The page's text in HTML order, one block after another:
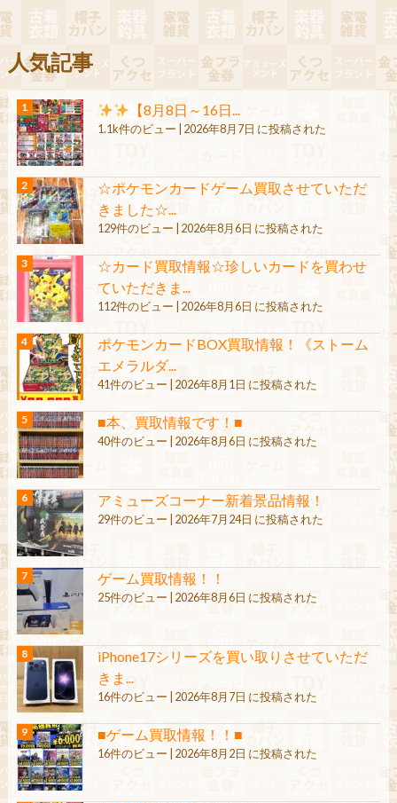
人気記事
【8月8日～16日...
1.1k件のビュー 2026年8月7日 に投稿された
☆ポケモンカードゲーム買取させていただ
きました☆...
129件のビュー 2026年8月6日 に投稿された
☆カード買取情報☆珍しいカードを買わせ
ていただきま...
112件のビュー 2026年8月6日 に投稿された
ポケモンカードBOX買取情報！《ストーム
エメラルダ...
41件のビュー 2026年8月1日 に投稿された
■本、買取情報です！■
40件のビュー 2026年8月6日 に投稿された
アミューズコーナー新着景品情報！
29件のビュー 2026年7月24日 に投稿された
ゲーム買取情報！！
25件のビュー 2026年8月6日 に投稿された
iPhone17シリーズを買い取りさせていただ
きま...
16件のビュー 2026年8月7日 に投稿された
■ゲーム買取情報！！■
16件のビュー 2026年8月2日 に投稿された